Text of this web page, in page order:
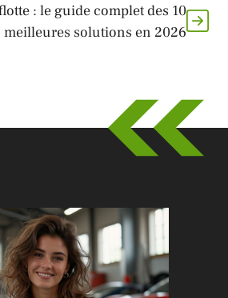
: le guide complet des 10
meilleures solutions en 2026